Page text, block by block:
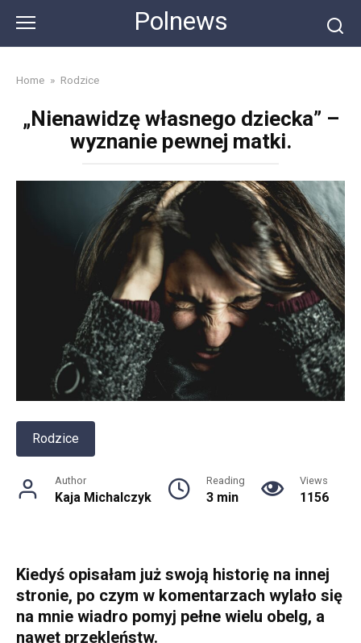
content
Polnews
Home » Rodzice
„Nienawidzę własnego dziecka” –
wyznanie pewnej matki.
Rodzice
Author
Kaja Michalczyk
Reading
3 min
Views
1156
Kiedyś opisałam już swoją historię na innej
stronie, po czym w komentarzach wylało się
na mnie wiadro pomyj pełne wielu obelg, a
nawet przekleństw.